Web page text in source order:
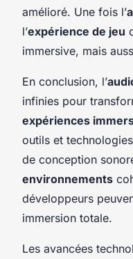
amélioré. Une fois l’
l’expérience de jeu
immersive, mais
En conclusion, l’
infinies pour
expériences
outils et
de conception
environnements
développeurs
immersion totale.
Les avancées